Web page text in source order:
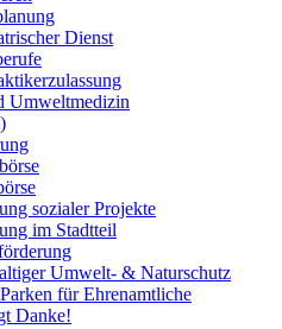
Dienst
Umweltmedizin
sozialer Projekte
im Stadtteil
Umwelt- & Naturschutz
für Ehrenamtliche
Danke!